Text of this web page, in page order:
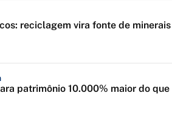
reciclagem vira fonte de minerais
patrimônio 10.000% maior do que